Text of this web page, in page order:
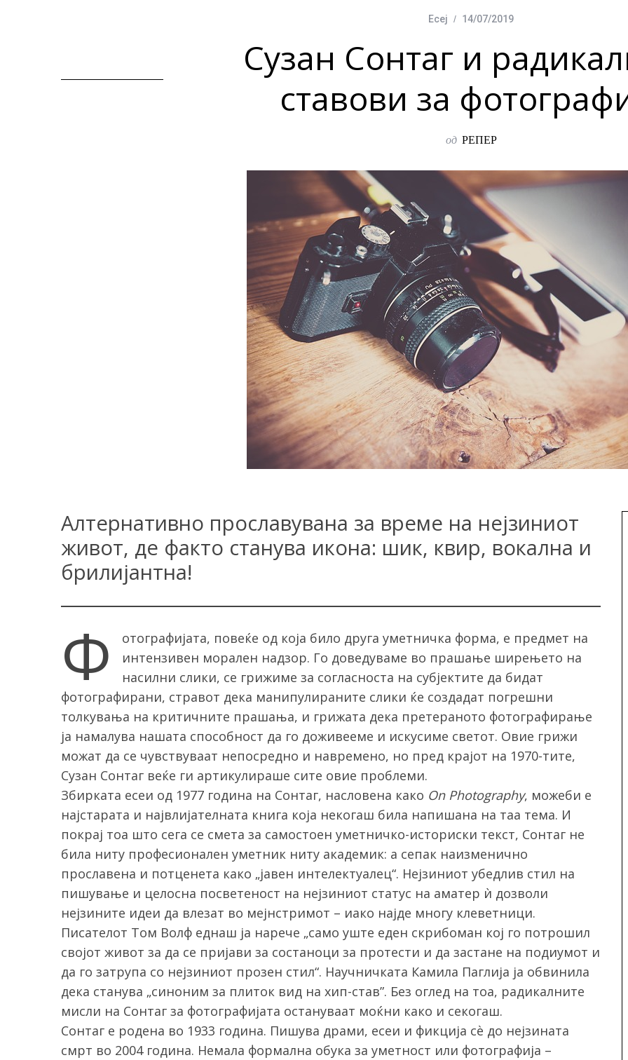
Есеј 14/07/2019
Сузан Сонтаг и
ставови за
од РЕПЕР
Алтернативно прославувана за време на нејзиниот
живот, де факто станува икона: шик, квир, вокална и
брилијантна!
Ф
отографијата, повеќе од која било друга уметничка форма, е предмет на
интензивен морален надзор. Го доведуваме во прашање ширењето на
насилни слики, се грижиме за согласноста на субјектите да бидат
фотографирани, стравот дека манипулираните слики ќе создадат погрешни
толкувања на критичните прашања, и грижата дека претераното фотографирање
ја намалува нашата способност да го доживееме и искусиме светот. Овие грижи
можат да се чувствуваат непосредно и навремено, но пред крајот на 1970-тите,
Сузан Сонтаг веќе ги артикулираше сите овие проблеми.
Збирката есеи од 1977 година на Сонтаг, насловена како On Photography, можеби е
најстарата и највлијателната книга која некогаш била напишана на таа тема. И
покрај тоа што сега се смета за самостоен уметничко-историски текст, Сонтаг не
била ниту професионален уметник ниту академик: а сепак наизменично
прославена и потценета како „јавен интелектуалец“. Нејзиниот убедлив стил на
пишување и целосна посветеност на нејзиниот статус на аматер ѝ дозволи
нејзините идеи да влезат во мејнстримот – иако најде многу клеветници.
Писателот Том Волф еднаш ја нарече „само уште еден скрибоман кој го потрошил
својот живот за да се пријави за состаноци за протести и да застане на подиумот и
да го затрупа со нејзиниот прозен стил“. Научничката Камила Паглија ја обвинила
дека станува „синоним за плиток вид на хип-став”. Без оглед на тоа, радикалните
мисли на Сонтаг за фотографијата остануваат моќни како и секогаш.
Сонтаг е родена во 1933 година. Пишува драми, есеи и фикција сѐ до нејзината
смрт во 2004 година. Немала формална обука за уметност или фотографија –
S
e